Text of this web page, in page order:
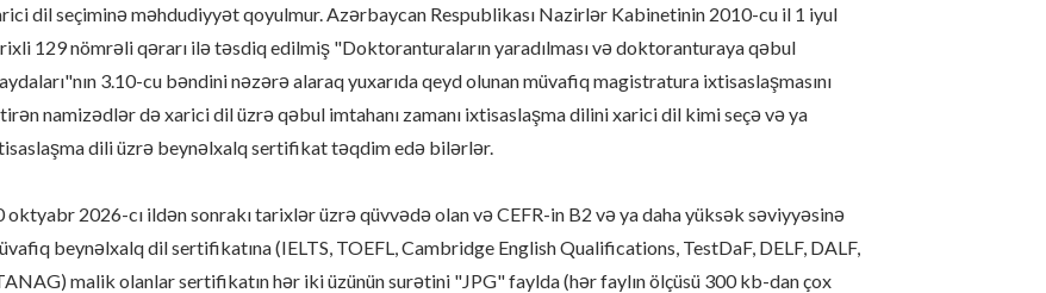
dil seçiminə məhdudiyyət qoyulmur. Azərbaycan Respublikası Nazirlər Kabinetinin 2010-cu il 1 iyul
129 nömrəli qərarı ilə təsdiq edilmiş "Doktoranturaların yaradılması və doktoranturaya qəbul
3.10-cu bəndini nəzərə alaraq yuxarıda qeyd olunan müvafiq magistratura ixtisaslaşmasını
namizədlər də xarici dil üzrə qəbul imtahanı zamanı ixtisaslaşma dilini xarici dil kimi seçə və ya
dili üzrə beynəlxalq sertifikat təqdim edə bilərlər.
oktyabr 2026-cı ildən sonrakı tarixlər üzrə qüvvədə olan və CEFR-in B2 və ya daha yüksək səviyyəsinə
beynəlxalq dil sertifikatına (IELTS, TOEFL, Cambridge English Qualifications, TestDaF, DELF, DALF,
malik olanlar sertifikatın hər iki üzünün surətini "JPG" faylda (hər faylın ölçüsü 300 kb-dan çox